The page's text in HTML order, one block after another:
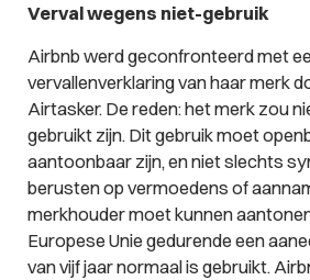
Verval wegens niet-gebruik
Airbnb werd geconfronteerd met
vervallenverklaring van haar merk
Airtasker. De reden: het merk zou
gebruikt zijn. Dit gebruik moet
aantoonbaar zijn, en niet slechts
berusten op vermoedens of
merkhouder moet kunnen
Europese Unie gedurende een
van vijf jaar normaal is gebruikt.